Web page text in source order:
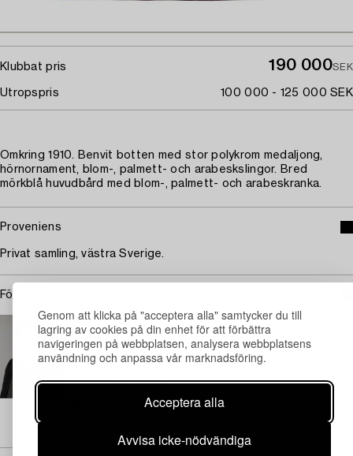
Genom att klicka på "acceptera alla" samtycker du till
lagring av cookies på din enhet för att förbättra
navigeringen på webbplatsen, analysera webbplatsens
användning och anpassa vår marknadsföring.
Acceptera alla
Avvisa icke-nödvändiga
Klubbat pris 190 000SEK
Utropspris 100 000 - 125 000 SEK
Omkring 1910. Benvit botten med stor polykrom medaljong,
hörnornament, blom-, palmett- och arabeskslingor. Bred
mörkblå huvudbård med blom-, palmett- och arabeskranka.
Proveniens
Privat samling, västra Sverige.
För konditionsrapport kontakta specialist
STOCKHOLM
Christopher Stålhandske
Ansvarig specialist mattor, textilier och Islamiskt